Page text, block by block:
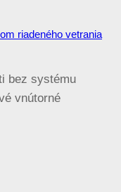
bez systému
vnútorné